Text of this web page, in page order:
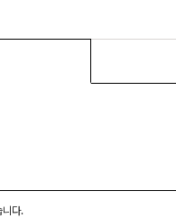
니다.